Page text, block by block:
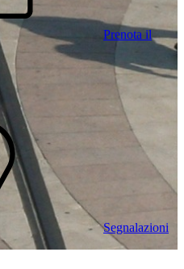
Prenota il
Segnalazioni